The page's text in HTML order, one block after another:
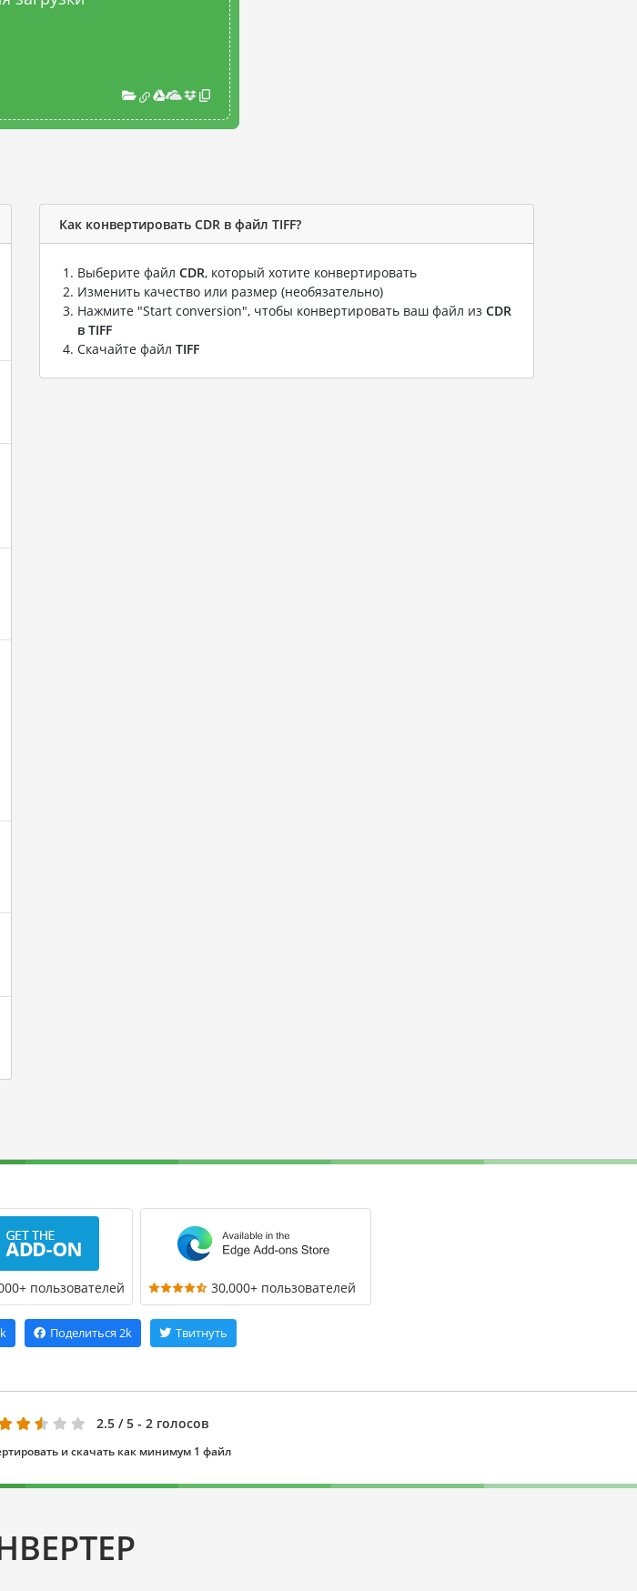
Как конвертировать CDR в файл TIFF?
Выберите файл CDR, который хотите конвертировать
Изменить качество или размер (необязательно)
Нажмите "Start conversion", чтобы конвертировать ваш файл из CDR
в TIFF
Скачайте файл TIFF
пользователей 30,000+ пользователей
Поделиться 2k Твитнуть
2.5 / 5 - 2 голосов
и скачать как минимум 1 файл